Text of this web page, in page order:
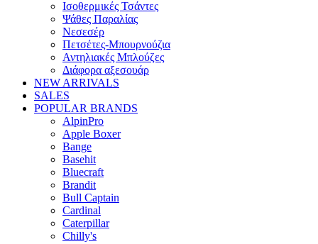
Ισοθερμικές Τσάντες
Ψάθες Παραλίας
Νεσεσέρ
Πετσέτες-Μπουρνούζια
Αντηλιακές Μπλούζες
Διάφορα αξεσουάρ
NEW ARRIVALS
SALES
POPULAR BRANDS
AlpinPro
Apple Boxer
Bange
Basehit
Bluecraft
Brandit
Bull Captain
Cardinal
Caterpillar
Chilly's